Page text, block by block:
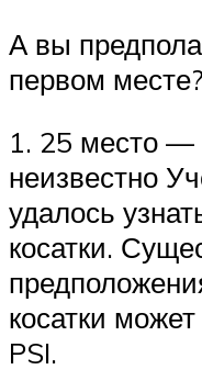
А вы
первом месте?
1. 25 место —
неизвестно
удалось
косатки.
косатки
PSI.